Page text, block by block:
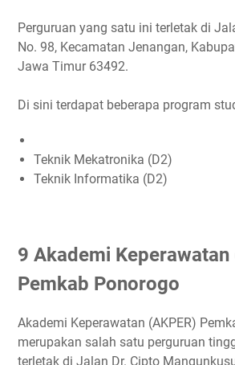
Perguruan yang satu ini terletak di
No. 98, Kecamatan Jenangan,
Jawa Timur 63492.
Di sini terdapat beberapa program
Teknik Mekatronika (D2)
Teknik Informatika (D2)
9 Akademi Keperawatan
Pemkab Ponorogo
Akademi Keperawatan (AKPER)
merupakan salah satu perguruan
terletak di Jalan Dr. Cipto